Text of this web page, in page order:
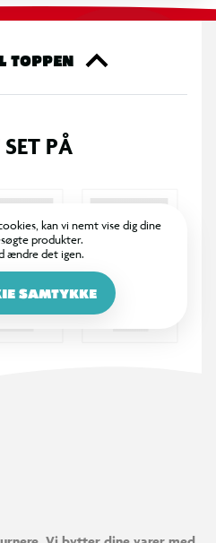
TOPPEN
PÅ
kan vi nemt vise dig dine
produkter.
ændre det igen.
SAMTYKKE